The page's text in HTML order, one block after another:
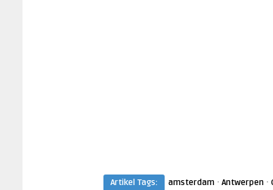
Artikel Tags: amsterdam · Antwerpen ·